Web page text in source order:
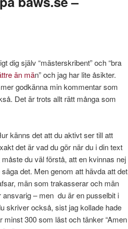
dig själv “mästerskribent” och “bra
än män” och jag har lite åsikter.
godkänna min kommentar som
Det är trots allt rätt många som
känns det att du aktivt ser till att
det är vad du gör när du i din text
du väl förstå, att en kvinnas nej
det. Men genom att hävda att det
män som trakasserar och män
– men du är en pusselbit i
skriver också, sist jag kollade hade
300 som läst och tänker “Amen